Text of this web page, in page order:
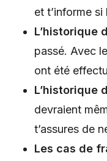
et t’informe
L’historique
passé. Avec
ont été
L’historique
devraient
t’assures de
Les cas de